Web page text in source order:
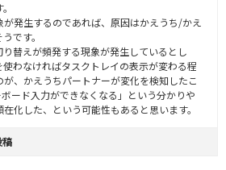
発生するのであれば、原因はかえうち/かえ
です。
替えが頻発する現象が発生しているとし
わなければタスクトレイの表示が変わる程
、かえうちパートナーが変化を検知したこ
ード入力ができなくなる」という分かりや
化した、という可能性もあると思います。
稿